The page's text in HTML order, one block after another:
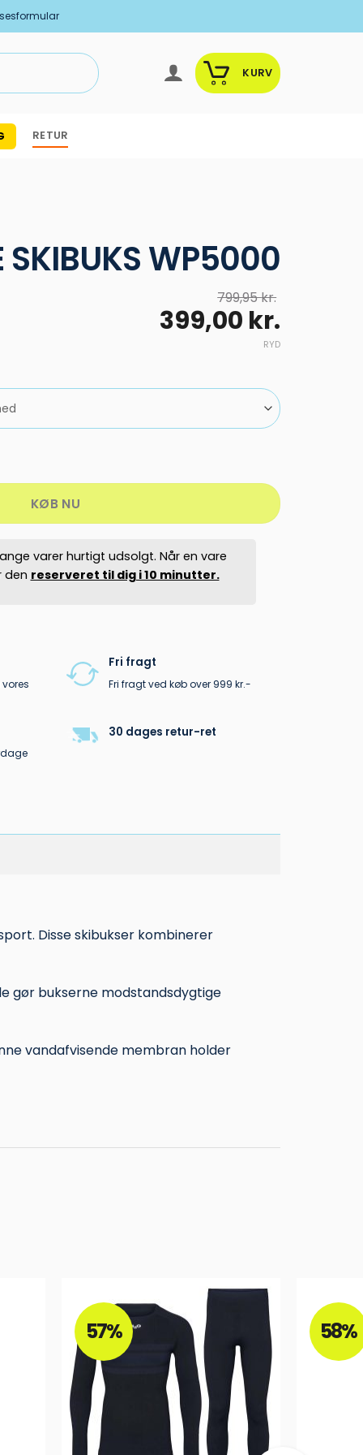
KURV
RETUR
SKIBUKS WP5000
799,95kr.
Den
oprindelige
var:
799,95 kr..
399,00 kr.
RYD
KØB NU
varer hurtigt udsolgt. Når en vare
den reserveret til dig i 10 minutter.
Fri fragt
Fri fragt ved køb over 999 kr.-
30 dages retur-ret
Disse skibukser kombinerer
gør bukserne modstandsdygtige
vandafvisende membran holder
57% 58%